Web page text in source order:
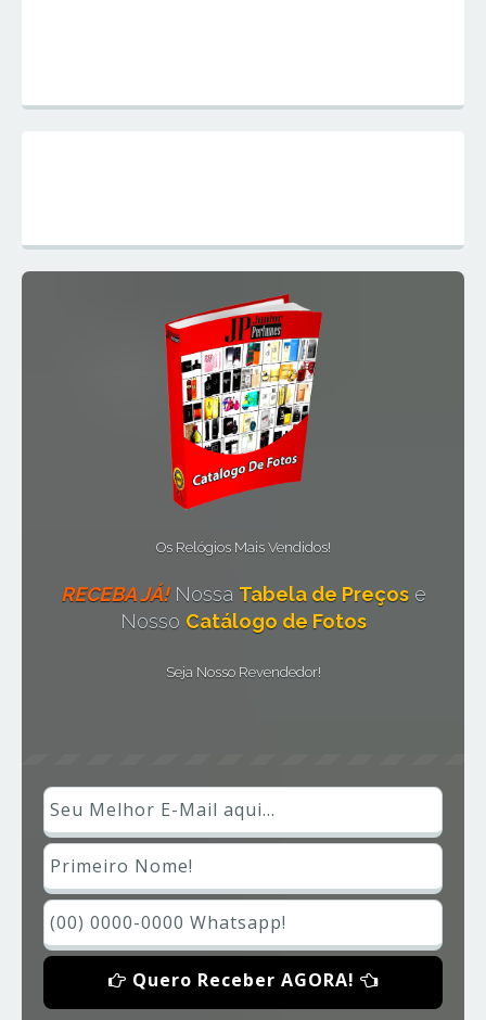
Os Relógios Mais Vendidos!
RECEBA JÁ!Nossa Tabela de Preçose
Nosso Catálogo de Fotos
Seja Nosso Revendedor!
Quero Receber AGORA!